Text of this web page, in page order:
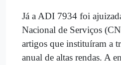
Já a ADI 7934 foi
Nacional de Serviços
artigos que instituíram a
anual de altas rendas. A